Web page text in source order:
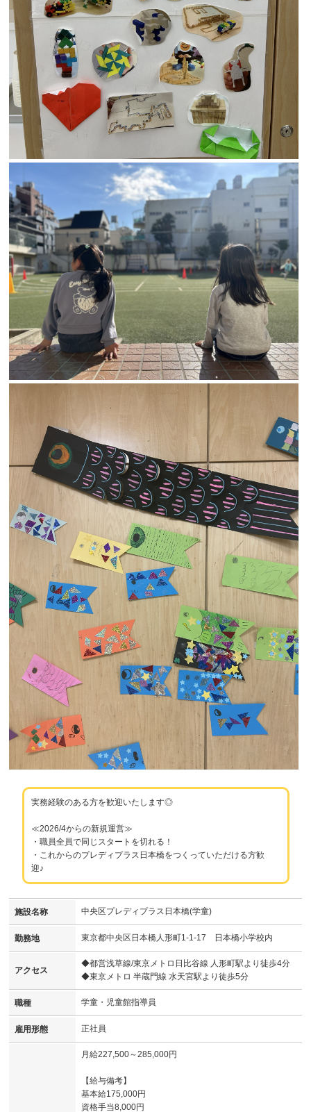
実務経験のある方を歓迎いたします◎
≪2026/4からの新規運営≫
・職員全員で同じスタートを切れる！
・これからのプレディプラス日本橋をつくっていただける方歓
迎♪
施設名称 中央区プレディプラス日本橋(学童)
勤務地 東京都中央区日本橋人形町1-1-17 日本橋小学校内
アクセス
◆都営浅草線/東京メトロ日比谷線 人形町駅より徒歩4分
◆東京メトロ 半蔵門線 水天宮駅より徒歩5分
職種 学童・児童館指導員
雇用形態 正社員
月給227,500～285,000円
【給与備考】
基本給175,000円
資格手当8,000円